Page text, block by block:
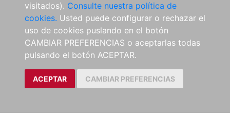
visitados). Consulte nuestra política de
cookies. Usted puede configurar o rechazar el
uso de cookies puslando en el botón
CAMBIAR PREFERENCIAS o aceptarlas todas
pulsando el botón ACEPTAR.
ACEPTAR CAMBIAR PREFERENCIAS